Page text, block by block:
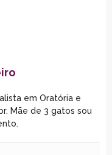
em Oratória e
Mãe de 3 gatos sou